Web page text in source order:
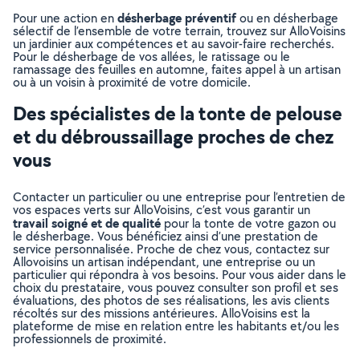
Pour une action endésherbage préventifou en désherbage
sélectif de l’ensemble de votre terrain, trouvez sur AlloVoisins
un jardinier aux compétences et au savoir-faire recherchés.
Pour le désherbage de vos allées, le ratissage ou le
ramassage des feuilles en automne, faites appel à un artisan
ou à un voisin à proximité de votre domicile.
Des spécialistes de la tonte de pelouse
et du débroussaillage proches de chez
vous
Contacter un particulier ou une entreprise pour l’entretien de
vos espaces verts sur AlloVoisins, c’est vous garantir un
travail soigné et de qualité pour la tonte de votre gazon ou
le désherbage. Vous bénéficiez ainsi d’une prestation de
service personnalisée. Proche de chez vous, contactez sur
Allovoisins un artisan indépendant, une entreprise ou un
particulier qui répondra à vos besoins. Pour vous aider dans le
choix du prestataire, vous pouvez consulter son profil et ses
évaluations, des photos de ses réalisations, les avis clients
récoltés sur des missions antérieures. AlloVoisins est la
plateforme de mise en relation entre les habitants et/ou les
professionnels de proximité.